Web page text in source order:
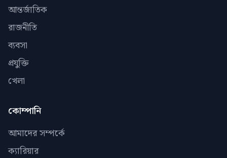
আন্তর্জাতিক
রাজনীতি
ব্যবসা
প্রযুক্তি
খেলা
কোম্পানি
আমাদের সম্পর্কে
ক্যারিয়ার